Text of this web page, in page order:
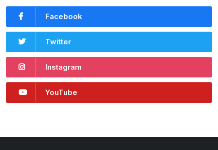
Facebook
Twitter
Instagram
YouTube